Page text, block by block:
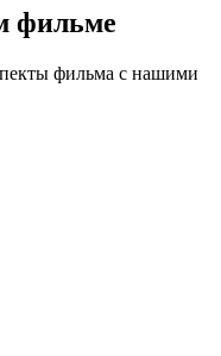
фильме
фильма с нашими